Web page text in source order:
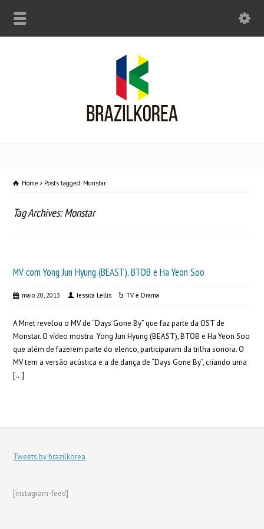
Home Posts tagged: Monstar
Tag Archives: Monstar
MV com Yong Jun Hyung (BEAST), BTOB e Ha Yeon Soo
maio 20, 2013 Jessica Lellis TV e Drama
A Mnet revelou o MV de “Days Gone By” que faz parte da OST de
Monstar. O vídeo mostra Yong Jun Hyung (BEAST), BTOB e Ha Yeon Soo
que além de fazerem parte do elenco, participaram da trilha sonora. O
MV tem a versão acústica e a de dança de “Days Gone By”, criando uma
[…]
Tweets by brazilkorea
[instagram-feed]